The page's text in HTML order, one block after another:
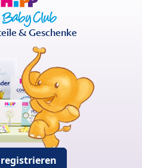
& Geschenke